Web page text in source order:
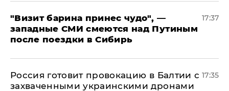
"Визит барина принес чудо", —
западные СМИ смеются над Путиным
после поездки в Сибирь
17:37
​Россия готовит провокацию в Балтии с
захваченными украинскими дронами
17:35